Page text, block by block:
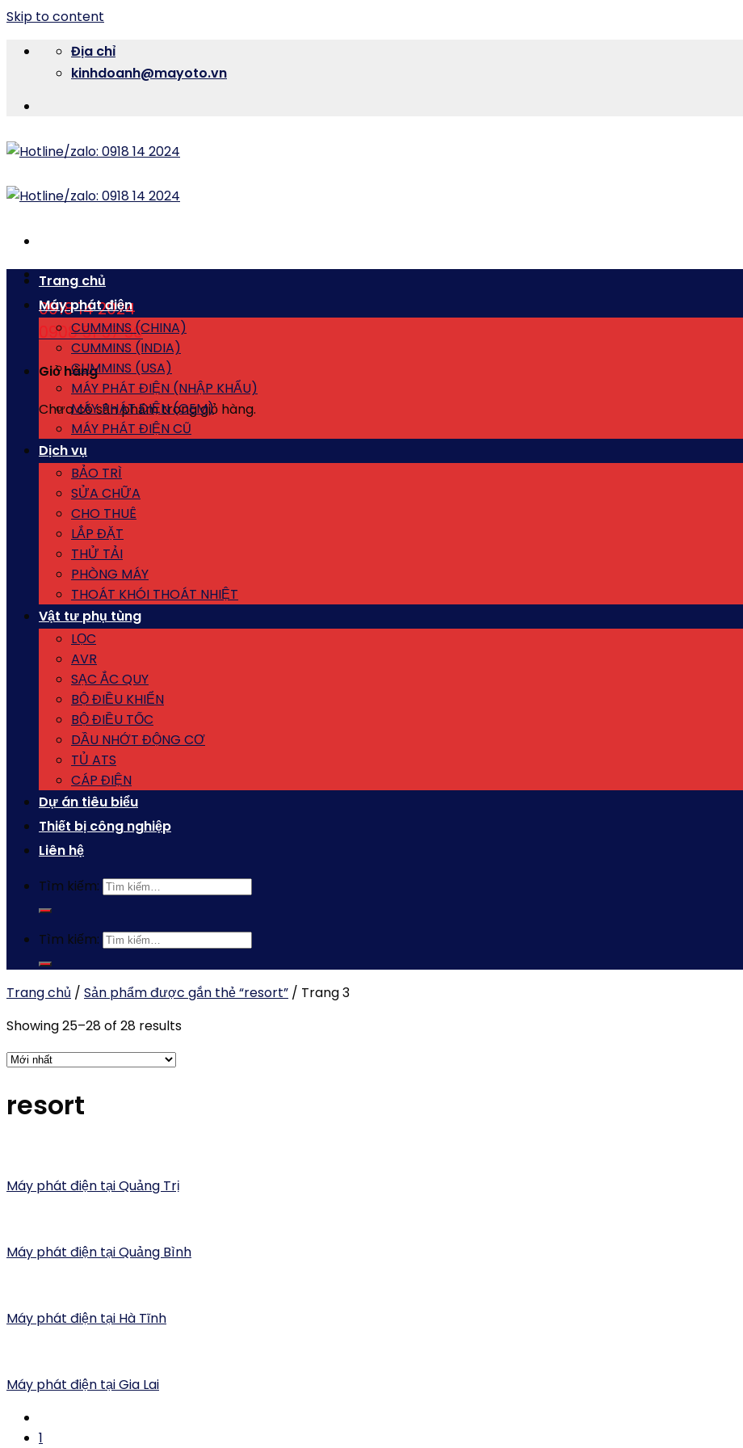
Skip to content
Địa chỉ
kinhdoanh@mayoto.vn
0918 14 2024
0908 51 57 50
Giỏ hàng
Chưa có sản phẩm trong giỏ hàng.
Trang chủ
Máy phát điện
CUMMINS (CHINA)
CUMMINS (INDIA)
CUMMINS (USA)
MÁY PHÁT ĐIỆN (NHẬP KHẨU)
MÁY PHÁT ĐIỆN (OEM)
MÁY PHÁT ĐIỆN CŨ
Dịch vụ
BẢO TRÌ
SỬA CHỮA
CHO THUÊ
LẮP ĐẶT
THỬ TẢI
PHÒNG MÁY
THOÁT KHÓI THOÁT NHIỆT
Vật tư phụ tùng
LỌC
AVR
SẠC ẮC QUY
BỘ ĐIỀU KHIỂN
BỘ ĐIỀU TỐC
DẦU NHỚT ĐỘNG CƠ
TỦ ATS
CÁP ĐIỆN
Dự án tiêu biểu
Thiết bị công nghiệp
Liên hệ
Tìm kiếm:
Tìm kiếm:
Trang chủ / Sản phẩm được gắn thẻ “resort” / Trang 3
Showing 25–28 of 28 results
resort
Máy phát điện tại Quảng Trị
Máy phát điện tại Quảng Bình
Máy phát điện tại Hà Tĩnh
Máy phát điện tại Gia Lai
1